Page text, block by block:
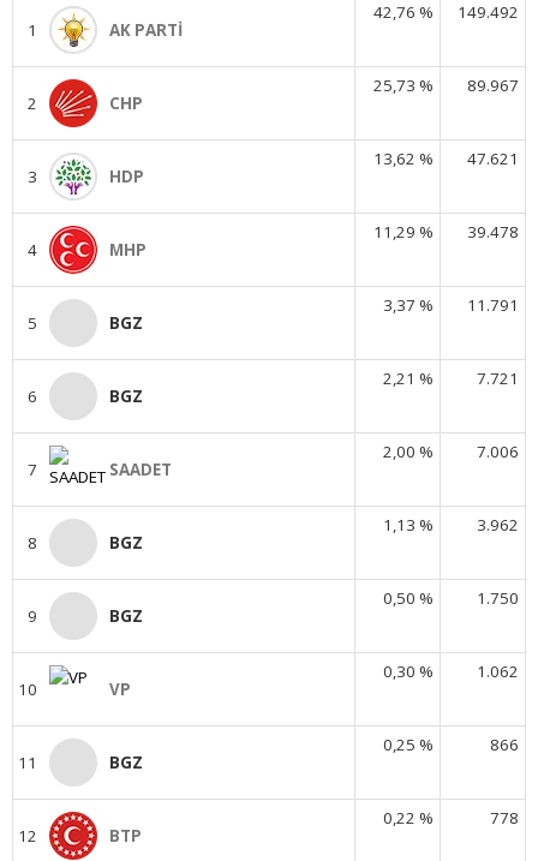
1 AK PARTİ
42,76 % 149.492
2 CHP
25,73 % 89.967
3 HDP
13,62 % 47.621
4 MHP
11,29 % 39.478
5 BGZ
3,37 % 11.791
6 BGZ
2,21 % 7.721
7 SAADET
2,00 % 7.006
8 BGZ
1,13 % 3.962
9 BGZ
0,50 % 1.750
10 VP
0,30 % 1.062
11 BGZ
0,25 % 866
12 BTP
0,22 % 778